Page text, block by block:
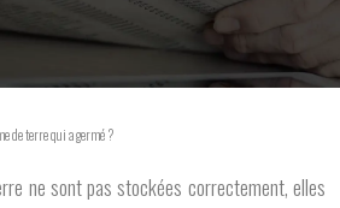
de terre qui a germé ?
ne sont pas stockées correctement, elles